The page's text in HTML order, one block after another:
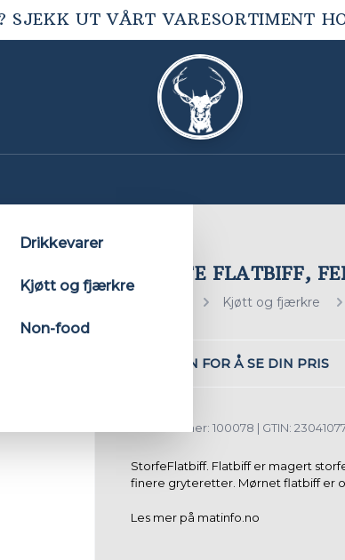
SJEKK UT VÅRT VARESORTIMENT
Drikkevarer
Kjøtt og fjærkre
Non-food
STORFE FLATBIFF,
Kjøtt og fjærkre
LOGG INN FOR Å SE DIN PRIS
Varenummer: 100078 | GTIN:
StorfeFlatbiff. Flatbiff er magert
finere gryteretter. Mørnet flatbiff er
Les mer på matinfo.no